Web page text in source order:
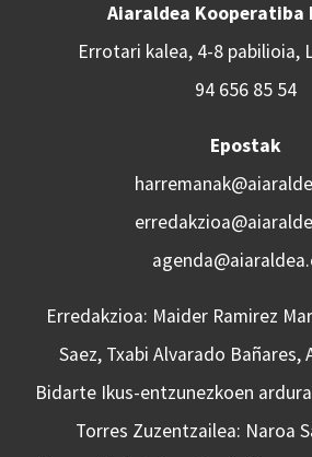
Aiaraldea Kooperatiba
Errotari kalea, 4-8 pabilioia,
94 656 85 54
Epostak
Erredakzioa: Maider Ramirez
Saez, Txabi Alvarado Bañares,
Bidarte Ikus-entzunezkoen
Torres Zuzentzailea: Naroa